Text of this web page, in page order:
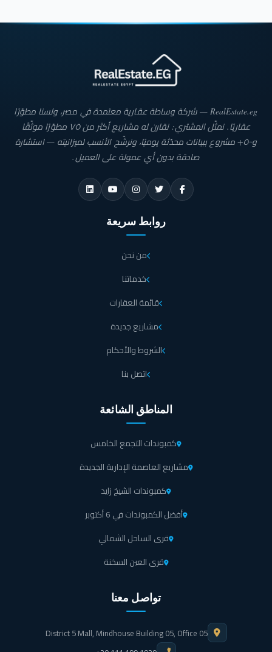
RealEstate.eg — شركة وساطة عقارية معتمدة في مصر، ولسنا مطوّرًا
عقاريًا. نمثّل المشتري: نقارن له مشاريع أكثر من ٧٥ مطوّرًا موثّقًا
و٥٠٠+ مشروع ببيانات محدّثة يوميًا، ونرشّح الأنسب لميزانيته — استشارة
صادقة بدون أي عمولة على العميل.
روابط سريعة
من نحن
خدماتنا
قائمة العقارات
مشاريع جديدة
الشروط والأحكام
اتصل بنا
المناطق الشائعة
كمبوندات التجمع الخامس
مشاريع العاصمة الإدارية الجديدة
كمبوندات الشيخ زايد
أفضل الكمبوندات في 6 أكتوبر
قرى الساحل الشمالي
قرى العين السخنة
تواصل معنا
District 5 Mall, Mindhouse Building 05, Office 05